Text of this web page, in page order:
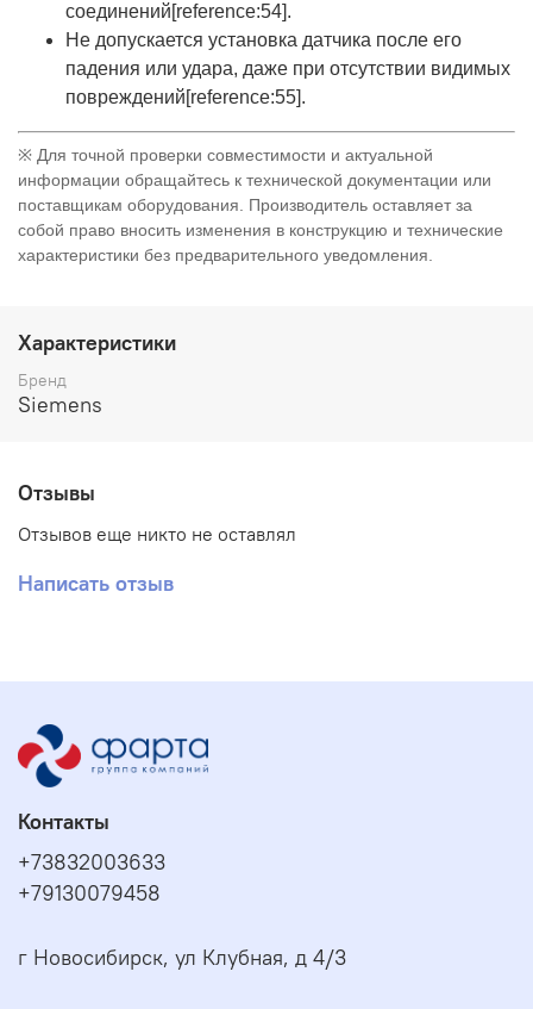
соединений[reference:54].
Не допускается установка датчика после его
падения или удара, даже при отсутствии видимых
повреждений[reference:55].
※ Для точной проверки совместимости и актуальной
информации обращайтесь к технической документации или
поставщикам оборудования. Производитель оставляет за
собой право вносить изменения в конструкцию и технические
характеристики без предварительного уведомления.
Характеристики
Бренд
Siemens
Отзывы
Отзывов еще никто не оставлял
Написать отзыв
Контакты
+73832003633
+79130079458
г Новосибирск, ул Клубная, д 4/3